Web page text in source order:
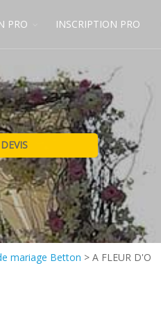
PRO INSCRIPTION PRO
mariage Betton > A FLEUR D'O